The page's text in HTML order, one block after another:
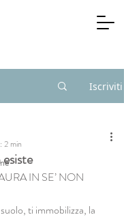
Iscriviti
2 min
IN SE’ NON
ti immobilizza, la